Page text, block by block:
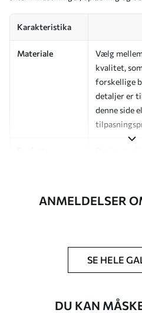
Karakteristika
Materiale
Vælg
kvalitet,
forskellige
detaljer er
denne side
Efterbehandling Halvmat.
med en
muligheder
tapetklæber.
ANMELDELSER
SE HELE
DU KAN